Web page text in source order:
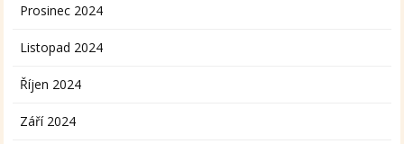
Prosinec 2024
Listopad 2024
Říjen 2024
Září 2024